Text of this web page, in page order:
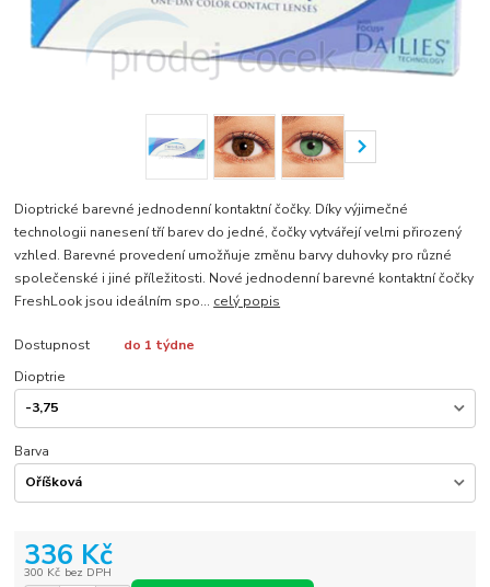
Dioptrické barevné jednodenní kontaktní čočky. Díky výjimečné
technologii nanesení tří barev do jedné, čočky vytvářejí velmi přirozený
vzhled. Barevné provedení umožňuje změnu barvy duhovky pro různé
společenské i jiné příležitosti. Nové jednodenní barevné kontaktní čočky
FreshLook jsou ideálním spo... celý popis
Dostupnost
do 1 týdne
Dioptrie
Barva
336 Kč
300 Kč bez DPH